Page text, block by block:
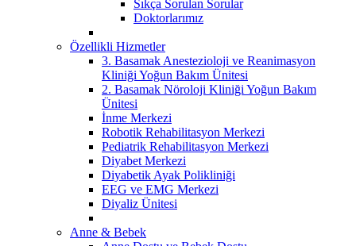
Sıkça Sorulan Sorular
Doktorlarımız
Özellikli Hizmetler
3. Basamak Anestezioloji ve Reanimasyon
Kliniği Yoğun Bakım Ünitesi
2. Basamak Nöroloji Kliniği Yoğun Bakım
Ünitesi
İnme Merkezi
Robotik Rehabilitasyon Merkezi
Pediatrik Rehabilitasyon Merkezi
Diyabet Merkezi
Diyabetik Ayak Polikliniği
EEG ve EMG Merkezi
Diyaliz Ünitesi
Anne & Bebek